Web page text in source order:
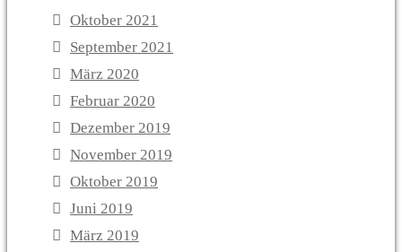
Oktober 2021
September 2021
März 2020
Februar 2020
Dezember 2019
November 2019
Oktober 2019
Juni 2019
März 2019